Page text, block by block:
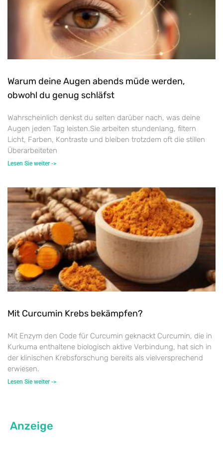
Warum deine Augen abends müde werden,
obwohl du genug schläfst
Wahrscheinlich denkst du selten darüber nach, was deine
Augen jeden Tag leisten.Sie arbeiten stundenlang, filtern
Licht, Farben, Kontraste und bleiben trotzdem oft die stillen
Überarbeiteten
Lesen Sie weiter ->
Mit Curcumin Krebs bekämpfen?
Mit Enzym den Code für Curcumin geknackt Curcumin, die in
Kurkuma enthaltene biologisch aktive Verbindung, hat sich in
der klinischen Krebsforschung bereits als vielversprechend
erwiesen.
Lesen Sie weiter ->
Anzeige